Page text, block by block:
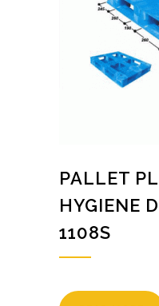
PALLET
HYGIENE
1108S